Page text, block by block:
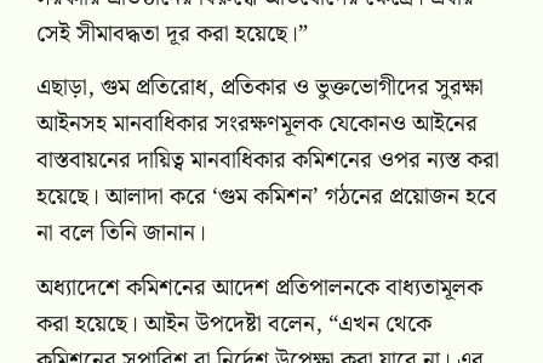
সেই সীমাবদ্ধতা দূর করা হয়েছে।”
এছাড়া, গুম প্রতিরোধ, প্রতিকার ও ভুক্তভোগীদের সুরক্ষা
আইনসহ মানবাধিকার সংরক্ষণমূলক যেকোনও আইনের
বাস্তবায়নের দায়িত্ব মানবাধিকার কমিশনের ওপর ন্যস্ত করা
হয়েছে। আলাদা করে ‘গুম কমিশন’ গঠনের প্রয়োজন হবে
না বলে তিনি জানান।
অধ্যাদেশে কমিশনের আদেশ প্রতিপালনকে বাধ্যতামূলক
করা হয়েছে। আইন উপদেষ্টা বলেন, “এখন থেকে